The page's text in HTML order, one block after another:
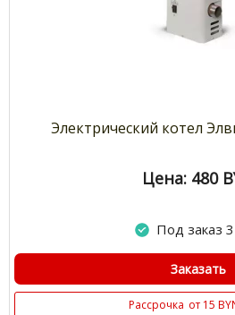
Электрический котел
Цена: 480
Под заказ
Заказать
Рассрочка от 15